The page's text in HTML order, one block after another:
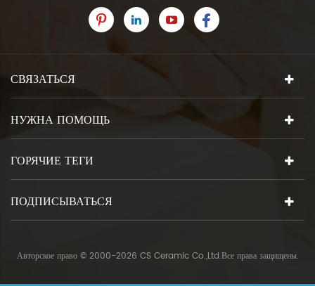
СВЯЗАТЬСЯ
НУЖНА ПОМОЩЬ
ГОРЯЧИЕ ТЕГИ
ПОДПИСЫВАТЬСЯ
Авторское право © 2000-2026 CS Ceramic Co.,Ltd.Все права защищены.